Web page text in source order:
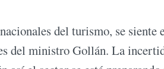
del turismo, se siente
del ministro Gollán. La